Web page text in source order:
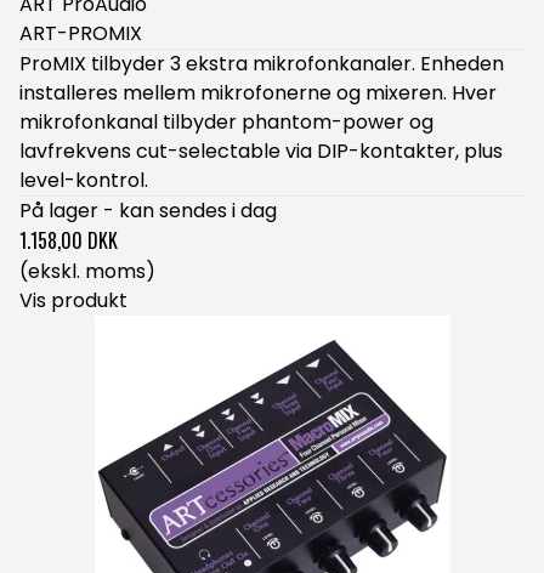
ART-PROMIX
ProMIX tilbyder 3 ekstra mikrofonkanaler. Enheden
installeres mellem mikrofonerne og mixeren. Hver
mikrofonkanal tilbyder phantom-power og
lavfrekvens cut-selectable via DIP-kontakter, plus
level-kontrol.
På lager - kan sendes i dag
1.158,00 DKK
(ekskl. moms)
Vis produkt